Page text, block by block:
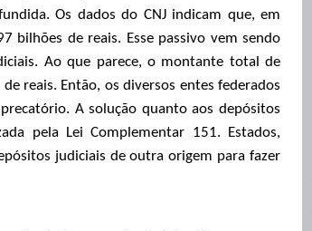
Os dados do CNJ indicam que, em
bilhões de reais. Esse passivo vem sendo
Ao que parece, o montante total de
reais. Então, os diversos entes federados
A solução quanto aos depósitos
pela Lei Complementar 151. Estados,
judiciais de outra origem para fazer